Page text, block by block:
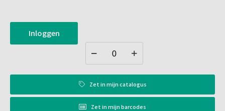
Inloggen
Zet inmijn catalogus
Zet inmijn barcodes